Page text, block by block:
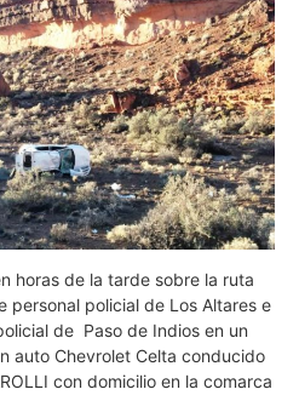
horas de la tarde sobre la ruta
personal policial de Los Altares e
de Paso de Indios en un
auto Chevrolet Celta conducido
con domicilio en la comarca